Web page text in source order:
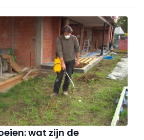
ervanaf te raken. In dit artikel
wel kan, én hoe je onkruid
wat zijn de